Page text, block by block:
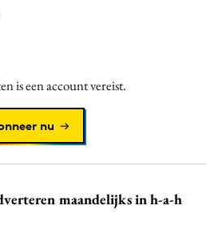
is een account vereist.
nu
maandelijks in h-a-h